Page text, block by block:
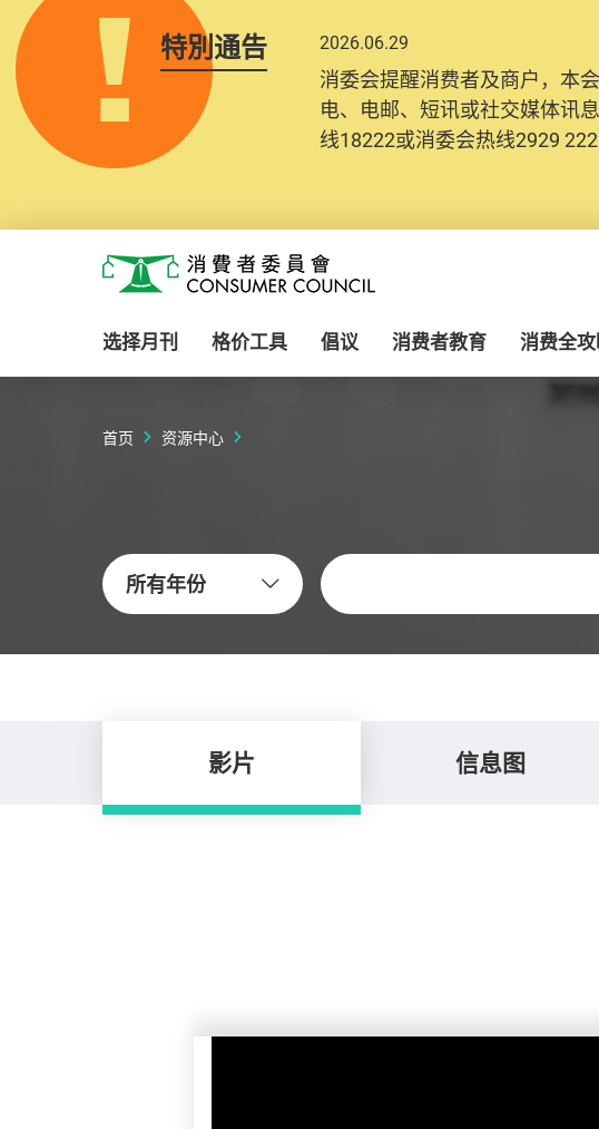
特別通告 2026.06.29
消委会提醒消费者及商户，本
电、电邮、短讯或社交媒体讯
线18222或消委会热线2929
2025.10.31
为提升使用者体验及网络安全
消费者需要提供基本联络资料
纪录将清晰整合于帐户中，方
消费者委员会
选择月刊 格价工具 倡议 消费者教育 消费全
首页 资源中心
所有年份
关键字
影片 信息图